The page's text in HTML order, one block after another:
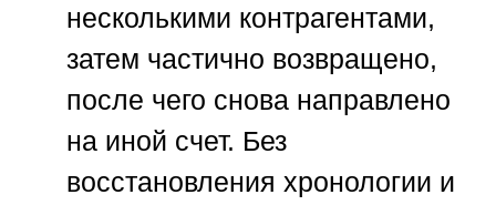
несколькими контрагентами,
затем частично возвращено,
после чего снова направлено
на иной счет. Без
восстановления хронологии и